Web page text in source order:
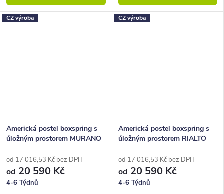
CZ výroba
Americká postel boxspring s
úložným prostorem MURANO
od 17 016,53 Kč bez DPH
od 20 590 Kč
4-6 Týdnů
CZ výroba
Americká postel boxspring s
úložným prostorem RIALTO
od 17 016,53 Kč bez DPH
od 20 590 Kč
4-6 Týdnů